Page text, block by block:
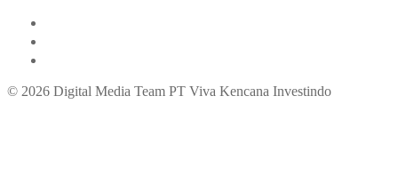
© 2026 Digital Media Team PT Viva Kencana Investindo